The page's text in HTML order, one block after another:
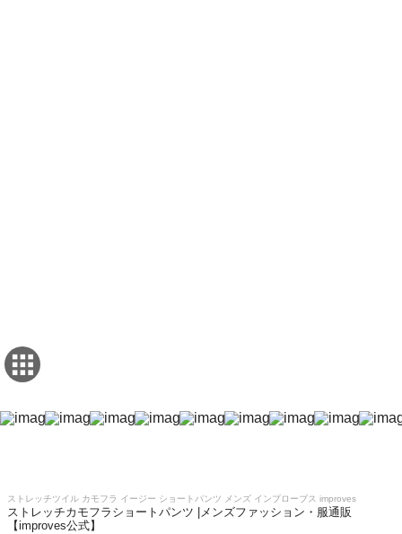
ストレッチツイル カモフラ イージー ショートパンツ メンズ インプローブス improves
ストレッチカモフラショートパンツ |メンズファッション・服通販
【improves公式】